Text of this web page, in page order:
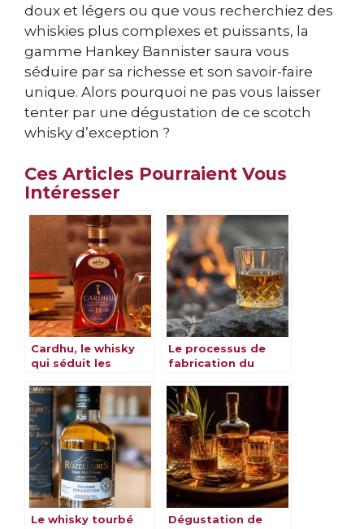
doux et légers ou que vous recherchiez des
whiskies plus complexes et puissants, la
gamme Hankey Bannister saura vous
séduire par sa richesse et son savoir-faire
unique. Alors pourquoi ne pas vous laisser
tenter par une dégustation de ce scotch
whisky d’exception ?
Ces Articles Pourraient Vous
Intéresser
Cardhu, le whisky
qui séduit les
entier
Le processus de
fabrication du
Le whisky tourbé
Dégustation de